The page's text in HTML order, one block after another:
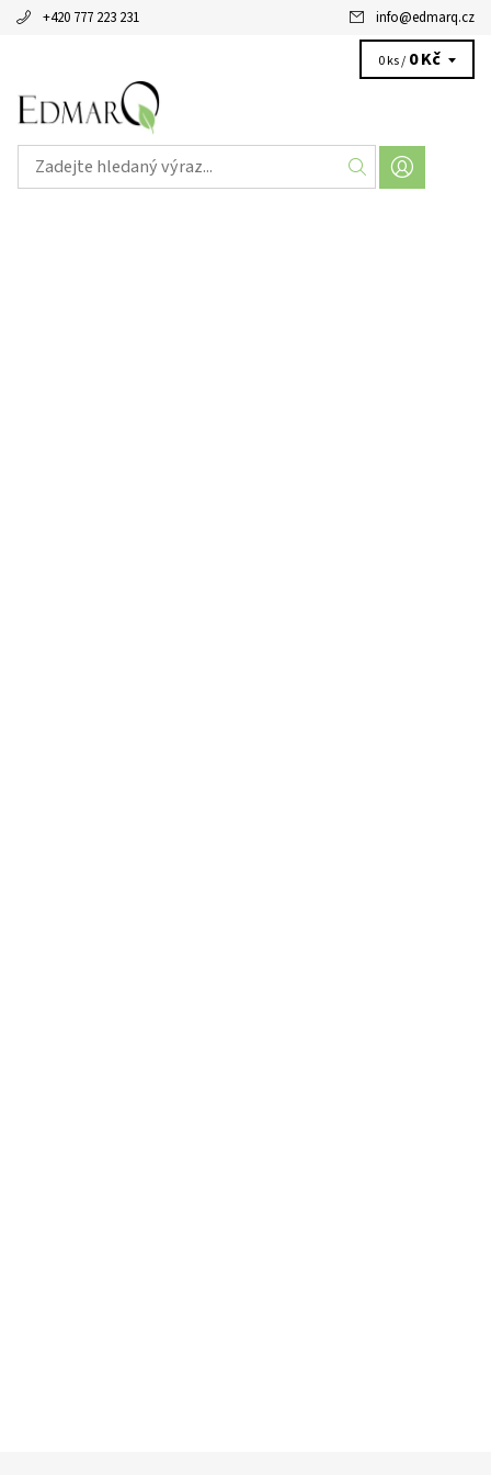
+420 777 223 231 info@edmarq.cz
0 ks / 0 Kč